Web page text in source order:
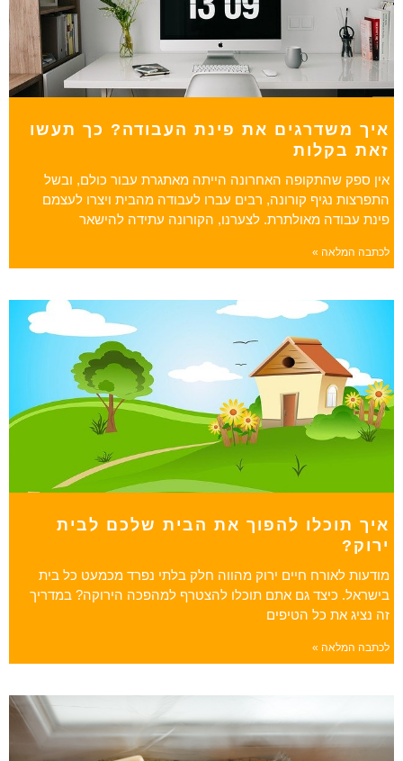
איך משדרגים את פינת העבודה? כך תעשו
זאת בקלות
אין ספק שהתקופה האחרונה הייתה מאתגרת עבור כולם, ובשל
התפרצות נגיף קורונה, רבים עברו לעבודה מהבית ויצרו לעצמם
פינת עבודה מאולתרת. לצערנו, הקורונה עתידה להישאר
לכתבה המלאה »
איך תוכלו להפוך את הבית שלכם לבית
ירוק?
מודעות לאורח חיים ירוק מהווה חלק בלתי נפרד מכמעט כל בית
בישראל. כיצד גם אתם תוכלו להצטרף למהפכה הירוקה? במדריך
זה נציג את כל הטיפים
לכתבה המלאה »